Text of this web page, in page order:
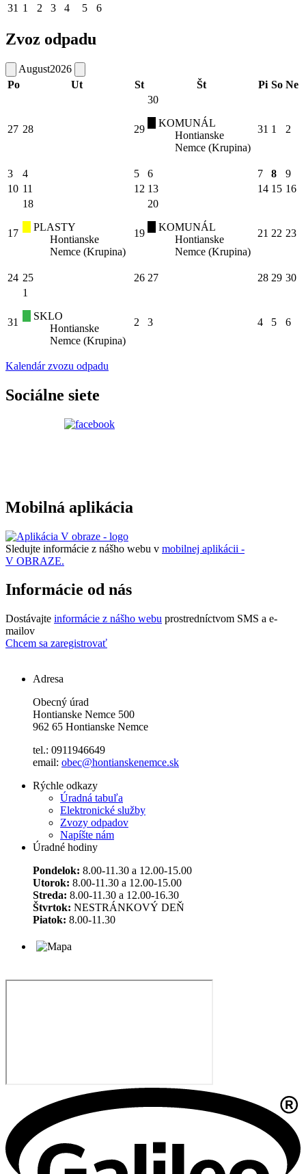
31 1 2 3 4 5 6
Zvoz odpadu
August2026
Po
Ut St Št Pi So Ne
27 28 29
30
KOMUNÁL
Hontianske
Nemce (Krupina)
31 1 2
3 4 5 6 7 8
9
10 11 12 13 14 15 16
17
18
PLASTY
Hontianske
Nemce (Krupina)
19
20
KOMUNÁL
Hontianske
Nemce (Krupina)
21 22 23
24 25 26 27 28 29 30
31
1
SKLO
Hontianske
Nemce (Krupina)
2 3 4 5 6
Kalendár zvozu odpadu
Sociálne siete
Mobilná aplikácia
Sledujte informácie z nášho webu v mobilnej aplikácii -
V OBRAZE.
Informácie od nás
Dostávajte informácie z nášho webu prostredníctvom SMS a e-
mailov
Chcem sa zaregistrovať
Adresa
Obecný úrad
Hontianske Nemce 500
962 65 Hontianske Nemce
tel.: 0911946649
email: obec@hontianskenemce.sk
Rýchle odkazy
Úradná tabuľa
Elektronické služby
Zvozy odpadov
Napíšte nám
Úradné hodiny
Pondelok: 8.00-11.30 a 12.00-15.00
Utorok: 8.00-11.30 a 12.00-15.00
Streda: 8.00-11.30 a 12.00-16.30
Štvrtok: NESTRÁNKOVÝ DEŇ
Piatok: 8.00-11.30